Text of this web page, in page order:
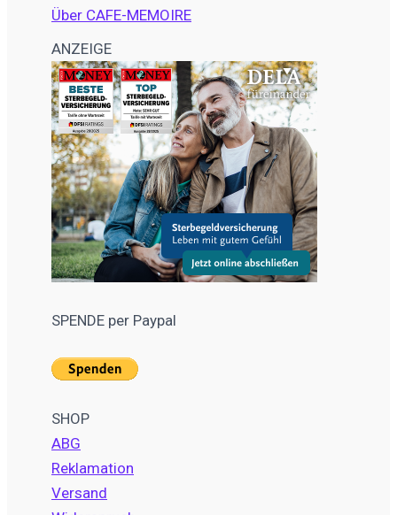
Über CAFE-MEMOIRE
ANZEIGE
SPENDE per Paypal
SHOP
ABG
Reklamation
Versand